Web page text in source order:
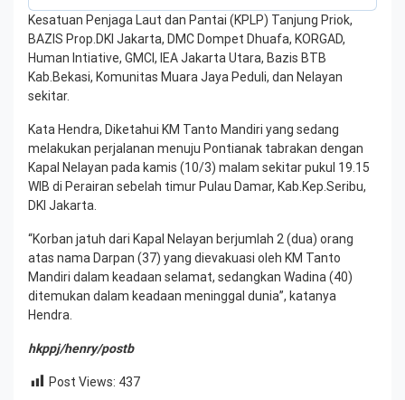
Kesatuan Penjaga Laut dan Pantai (KPLP) Tanjung Priok,
BAZIS Prop.DKI Jakarta, DMC Dompet Dhuafa, KORGAD,
Human Intiative, GMCI, IEA Jakarta Utara, Bazis BTB
Kab.Bekasi, Komunitas Muara Jaya Peduli, dan Nelayan
sekitar.
Kata Hendra, Diketahui KM Tanto Mandiri yang sedang
melakukan perjalanan menuju Pontianak tabrakan dengan
Kapal Nelayan pada kamis (10/3) malam sekitar pukul 19.15
WIB di Perairan sebelah timur Pulau Damar, Kab.Kep.Seribu,
DKI Jakarta.
“Korban jatuh dari Kapal Nelayan berjumlah 2 (dua) orang
atas nama Darpan (37) yang dievakuasi oleh KM Tanto
Mandiri dalam keadaan selamat, sedangkan Wadina (40)
ditemukan dalam keadaan meninggal dunia”, katanya
Hendra.
hkppj/henry/postb
Post Views: 437